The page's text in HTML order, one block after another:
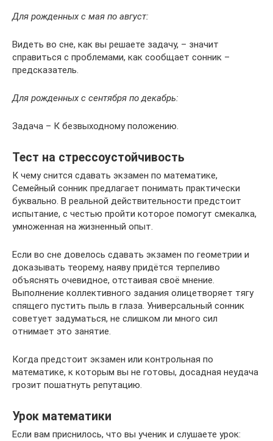
Для рожденных с мая по август:
Видеть во сне, как вы решаете задачу, – значит
справиться с проблемами, как сообщает сонник –
предсказатель.
Для рожденных с сентября по декабрь:
Задача – К безвыходному положению.
Тест на стрессоустойчивость
К чему снится сдавать экзамен по математике,
Семейный сонник предлагает понимать практически
буквально. В реальной действительности предстоит
испытание, с честью пройти которое помогут смекалка,
умноженная на жизненный опыт.
Если во сне довелось сдавать экзамен по геометрии и
доказывать теорему, наяву придётся терпеливо
объяснять очевидное, отстаивая своё мнение.
Выполнение коллективного задания олицетворяет тягу
спящего пустить пыль в глаза. Универсальный сонник
советует задуматься, не слишком ли много сил
отнимает это занятие.
Когда предстоит экзамен или контрольная по
математике, к которым вы не готовы, досадная неудача
грозит пошатнуть репутацию.
Урок математики
Если вам приснилось, что вы ученик и слушаете урок: